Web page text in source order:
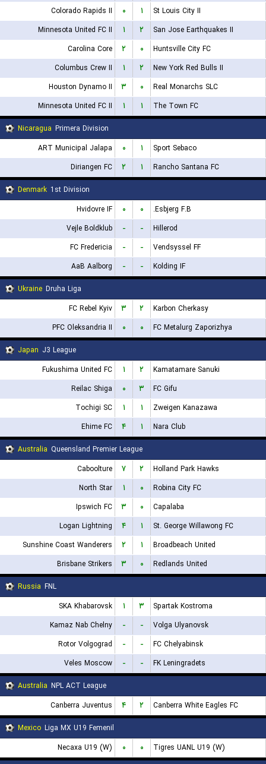
Colorado Rapids II ۰ ۱
St Louis City II
Minnesota United FC II
۱ ۲
San Jose Earthquakes II
Carolina Core
۲ ۰
Huntsville City FC
Columbus Crew II
۱ ۲
New York Red Bulls II
Houston Dynamo II
۳ ۰
Real Monarchs SLC
Minnesota United FC II
۱ ۱
The Town FC
Nicaragua Primera Division
ART Municipal Jalapa
۰ ۱
Sport Sebaco
Diriangen FC
۲ ۱
Rancho Santana FC
Denmark 1st Division
Hvidovre IF
۰ ۰
Esbjerg F.B.
Vejle Boldklub
- -
Hillerod
FC Fredericia
- -
Vendsyssel FF
AaB Aalborg
- -
Kolding IF
Ukraine Druha Liga
FC Rebel Kyiv
۳ ۲
Karbon Cherkasy
PFC Oleksandria II
۰ ۰
FC Metalurg Zaporizhya
Japan J3 League
Fukushima United FC
۱ ۲
Kamatamare Sanuki
Reilac Shiga
۰ ۳
FC Gifu
Tochigi SC
۱ ۱
Zweigen Kanazawa
Ehime FC
۴ ۱
Nara Club
Australia Queensland Premier League
Caboolture
۷ ۲
Holland Park Hawks
North Star
۱ ۰
Robina City FC
Ipswich FC
۳ ۰
Capalaba
Logan Lightning
۴ ۱
St. George Willawong FC
Sunshine Coast Wanderers
۲ ۱
Broadbeach United
Brisbane Strikers
۳ ۰
Redlands United
Russia FNL
SKA Khabarovsk
۱ ۳
Spartak Kostroma
Kamaz Nab Chelny
- -
Volga Ulyanovsk
Rotor Volgograd
- -
FC Chelyabinsk
Veles Moscow
- -
FK Leningradets
Australia NPL ACT League
Canberra Juventus
۴ ۲
Canberra White Eagles FC
Mexico Liga MX U19 Femenil
Necaxa U19 (W)
۰ ۰
Tigres UANL U19 (W)